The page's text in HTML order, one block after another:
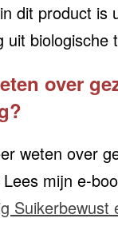
dit product is
uit biologische
over
weten over
mijn e-
Suikerbewust